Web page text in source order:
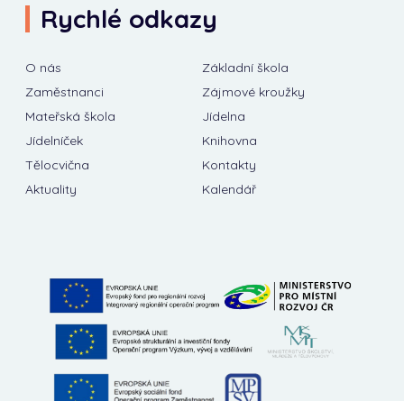
Rychlé odkazy
O nás
Základní škola
Zaměstnanci
Zájmové kroužky
Mateřská škola
Jídelna
Jídelníček
Knihovna
Tělocvična
Kontakty
Aktuality
Kalendář